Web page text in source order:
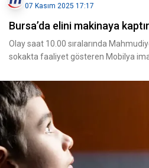
07 Kasım 2025 17:17
Bursa’da elini makinaya
Olay saat 10.00 sıralarında
sokakta faaliyet gösteren Mobilya